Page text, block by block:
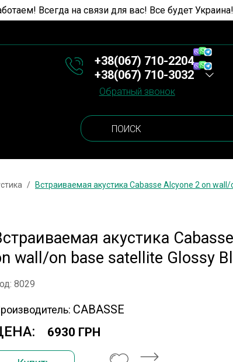
Всегда на связи для вас! Все будет
+38(067) 710-2204
+38(067) 710-3032
Обратный звонок
Встраиваемая акустика Cabasse Alcyone 2 on
акустика
wall/on base satellite Glossy
8029
CABASSE
6930 ГРН